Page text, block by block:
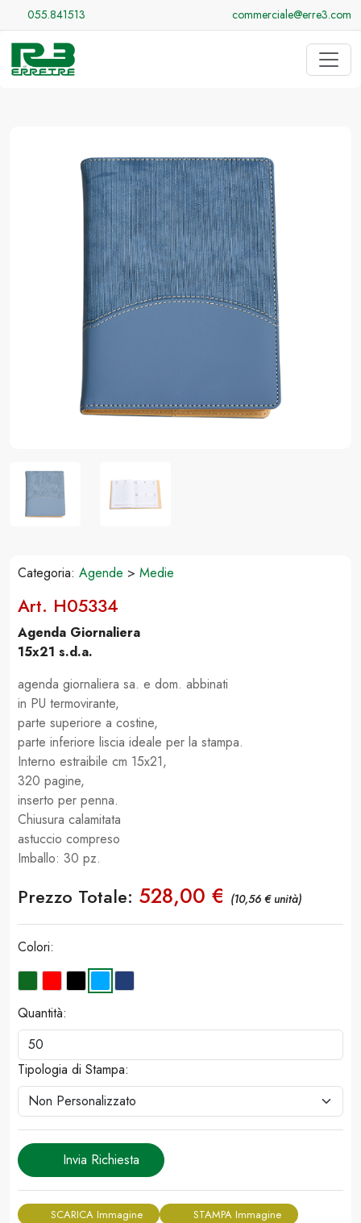
055.841513 commerciale@erre3.com
Categoria: Agende > Medie
Art. H05334
Agenda Giornaliera
15x21 s.d.a.
agenda giornaliera sa. e dom. abbinati
in PU termovirante,
parte superiore a costine,
parte inferiore liscia ideale per la stampa.
Interno estraibile cm 15x21,
320 pagine,
inserto per penna.
Chiusura calamitata
astuccio compreso
Imballo: 30 pz.
Prezzo Totale: 528,00 € (10,56 € unità)
Colori:
Quantità:
Tipologia di Stampa:
Invia Richiesta
SCARICA Immagine STAMPA Immagine